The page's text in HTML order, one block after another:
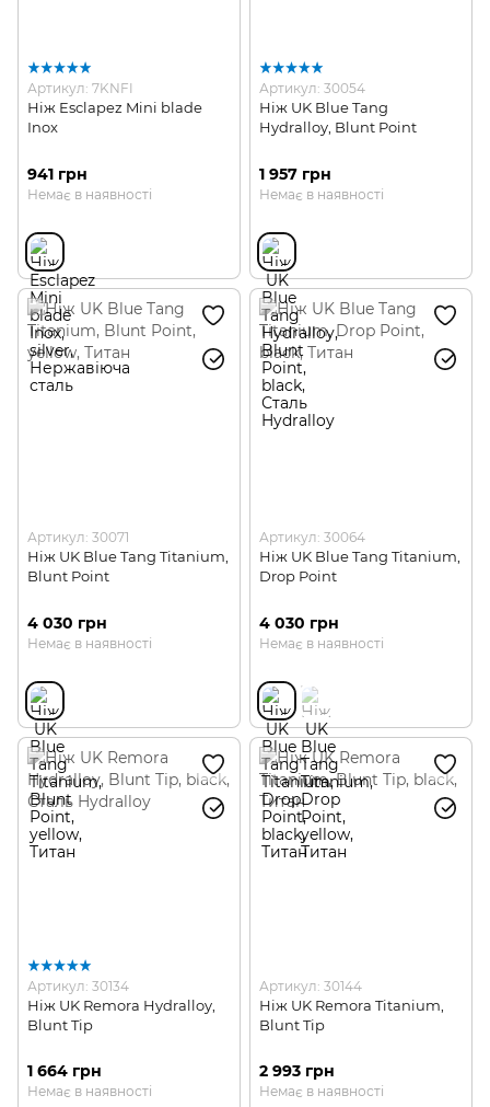
Артикул: 7KNFI
Ніж Esclapez Mini blade
Inox
941 грн
Немає в наявності
Артикул: 30054
Ніж UK Blue Tang
Hydralloy, Blunt Point
1 957 грн
Немає в наявності
Артикул: 30071
Ніж UK Blue Tang Titanium,
Blunt Point
4 030 грн
Немає в наявності
Артикул: 30064
Ніж UK Blue Tang Titanium,
Drop Point
4 030 грн
Немає в наявності
Артикул: 30134
Ніж UK Remora Hydralloy,
Blunt Tip
1 664 грн
Немає в наявності
Артикул: 30144
Ніж UK Remora Titanium,
Blunt Tip
2 993 грн
Немає в наявності